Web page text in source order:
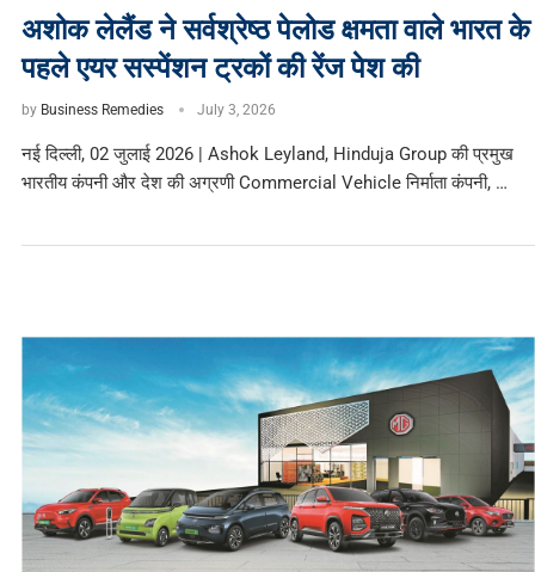
अशोक लेलैंड ने सर्वश्रेष्ठ पेलोड क्षमता वाले भारत के
पहले एयर सस्पेंशन ट्रकों की रेंज पेश की
by Business Remedies July 3, 2026
नई दिल्ली, 02 जुलाई 2026 | Ashok Leyland, Hinduja Group की प्रमुख
भारतीय कंपनी और देश की अग्रणी Commercial Vehicle निर्माता कंपनी, …